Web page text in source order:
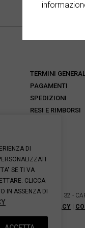
DI
SE TI VA
CLICCA
IN ASSENZA DI
TERMINI
PAGAMENTI
SPEDIZIONI
RESI E RIMBORSI
VITTORIO VENETO, 32 -
0575 42811 | PRIVACY